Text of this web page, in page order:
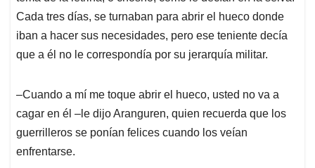
Cada tres días, se turnaban para abrir el hueco donde
iban a hacer sus necesidades, pero ese teniente decía
que a él no le correspondía por su jerarquía militar.
‒Cuando a mí me toque abrir el hueco, usted no va a
cagar en él ‒le dijo Aranguren, quien recuerda que los
guerrilleros se ponían felices cuando los veían
enfrentarse.